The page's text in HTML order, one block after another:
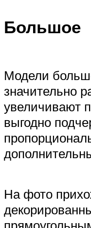
Большое
Модели
значительно
увеличивают
выгодно
На фото